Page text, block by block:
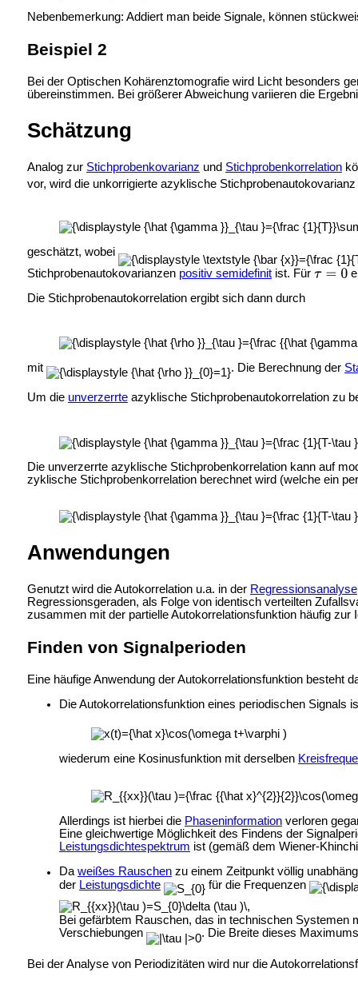
Nebenbemerkung: Addiert man beide Signale, können
Beispiel 2
Bei der Optischen Kohärenztomografie wird Licht besonders
übereinstimmen. Bei größerer Abweichung variieren die
Schätzung
Analog zur Stichprobenkovarianz und Stichprobenkorrelation
vor, wird die unkorrigierte azyklische
geschätzt, wobei
Stichprobenautokovarianzen positiv semidefinitist. Für
Die Stichprobenautokorrelation ergibt sich dann durch
mit . Die Berechnung der
Um die unverzerrteazyklische Stichprobenautokorrelation zu
Die unverzerrte azyklische Stichprobenkorrelation kann auf
zyklische Stichprobenkorrelation berechnet wird (welche ein
Anwendungen
Genutzt wird die Autokorrelation u.a. in der Regressionsanalyse
Regressionsgeraden, als Folge von identisch verteilten
zusammen mit der partielle Autokorrelationsfunktion häufig zur
Finden von Signalperioden
Eine häufige Anwendung der Autokorrelationsfunktion besteht
Die Autokorrelationsfunktion eines periodischen Signals
wiederum eine Kosinusfunktion mit derselben
Allerdings ist hierbei die Phaseninformationverloren
Eine gleichwertige Möglichkeit des Findens der
Leistungsdichtespektrum ist (gemäß dem Wiener-
Daweißes Rauschenzu einem Zeitpunkt völlig
der Leistungsdichte für die Frequenzen
Bei gefärbtem Rauschen, das in technischen
Verschiebungen
. Die Breite dieses
Bei der Analyse von Periodizitäten wird nur die